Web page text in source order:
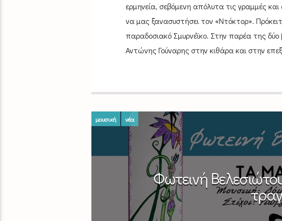
ερμηνεία, σεβόμενη απόλυτα τις γραμμές
να μας ξανασυστήσει τον «Ντόκτορ».
παραδοσιακό Σμυρνέϊκο. Στην παρέα της δύο
Αντώνης Γούναρης στην κιθάρα και στην
μουσική νέα
Φωτεινή